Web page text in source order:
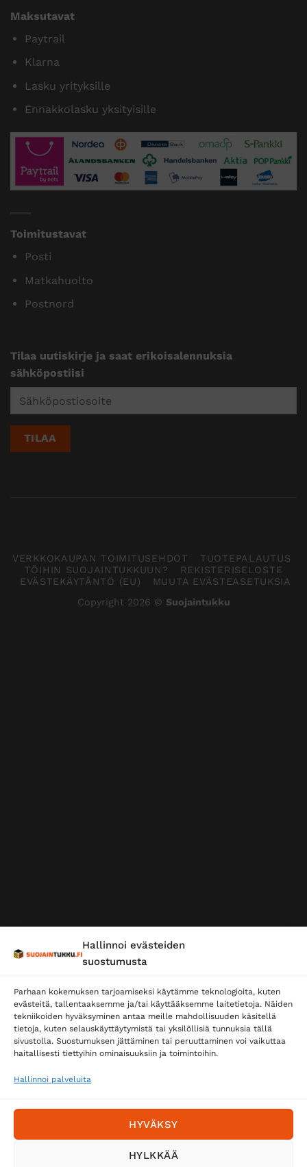
Hallinnoi evästeiden
suostumusta
Parhaan kokemuksen tarjoamiseksi käytämme teknologioita, kuten
evästeitä, tallentaaksemme ja/tai käyttääksemme laitetietoja. Näiden
tekniikoiden hyväksyminen antaa meille mahdollisuuden käsitellä
tietoja, kuten selauskäyttäytymistä tai yksilöllisiä tunnuksia tällä
sivustolla. Suostumuksen jättäminen tai peruuttaminen voi vaikuttaa
haitallisesti tiettyihin ominaisuuksiin ja toimintoihin.
Hallinnoi palveluita
HYVÄKSY
HYLKKÄÄ
Maksutavat
Paytrail
Klarna
Lasku yrityksille
Ennakkolasku yksityisille
Toimitustavat
Posti
Matkahuolto
Postnord
Tilaa uutiskirje ja saat erikoisalennuksia
sähköpostiisi
VERKKOKAUPAN TOIMITUSEHDOT
TUOTEPALAUTUS
TÖIHIN SUOJAINTUKKUUN?
REKISTERISELOSTE
EVÄSTEKÄYTÄNTÖ (EU)
MUUTA EVÄSTEASETUKSIA
Copyright 2026 © Suojaintukku